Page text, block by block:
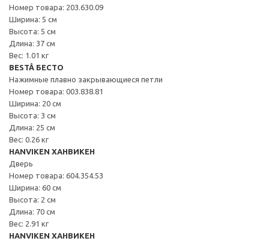
Номер товара: 203.630.09
Ширина: 5 см
Высота: 5 см
Длина: 37 см
Вес: 1.01 кг
BESTÅ БЕСТО
Нажимные плавно закрывающиеся петли
Номер товара: 003.838.81
Ширина: 20 см
Высота: 3 см
Длина: 25 см
Вес: 0.26 кг
HANVIKEN ХАНВИКЕН
Дверь
Номер товара: 604.354.53
Ширина: 60 см
Высота: 2 см
Длина: 70 см
Вес: 2.91 кг
HANVIKEN ХАНВИКЕН